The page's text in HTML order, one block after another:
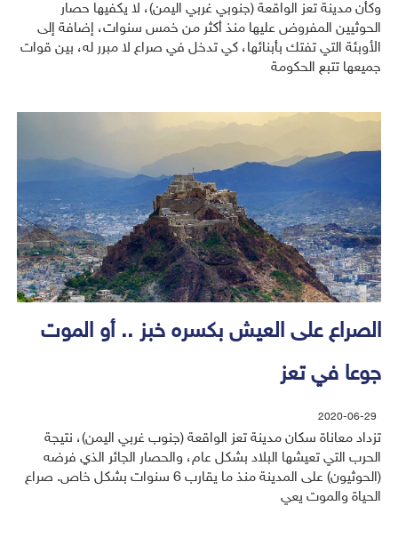
وكأن مدينة تعز الواقعة (جنوبي غربي اليمن)، لا يكفيها حصار
الحوثيين المفروض عليها منذ أكثر من خمس سنوات، إضافة إلى
الأوبئة التي تفتك بأبنائها، كي تدخل في صراع لا مبرر له، بين قوات
جميعها تتبع الحكومة
الصراع على العيش بكسره خبز .. أو الموت
جوعا في تعز
2020-06-29
تزداد معاناة سكان مدينة تعز الواقعة (جنوب غربي اليمن)، نتيجة
الحرب التي تعيشها البلاد بشكل عام، والحصار الجائر الذي فرضه
(الحوثيون) على المدينة منذ ما يقارب 6 سنوات بشكل خاص. صراع
الحياة والموت يعي